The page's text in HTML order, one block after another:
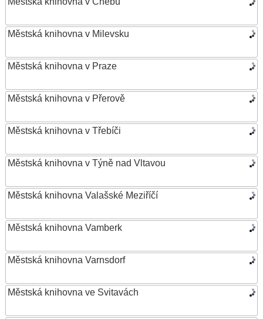
Městská knihovna v Milevsku
Městská knihovna v Praze
Městská knihovna v Přerově
Městská knihovna v Třebíči
Městská knihovna v Týně nad Vltavou
Městská knihovna Valašské Meziříčí
Městská knihovna Vamberk
Městská knihovna Varnsdorf
Městská knihovna ve Svitavách